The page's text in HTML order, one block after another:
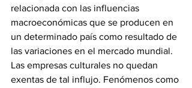
relacionada con las influencias
macroeconómicas que se producen en
un determinado país como resultado de
las variaciones en el mercado mundial.
Las empresas culturales no quedan
exentas de tal influjo. Fenómenos como